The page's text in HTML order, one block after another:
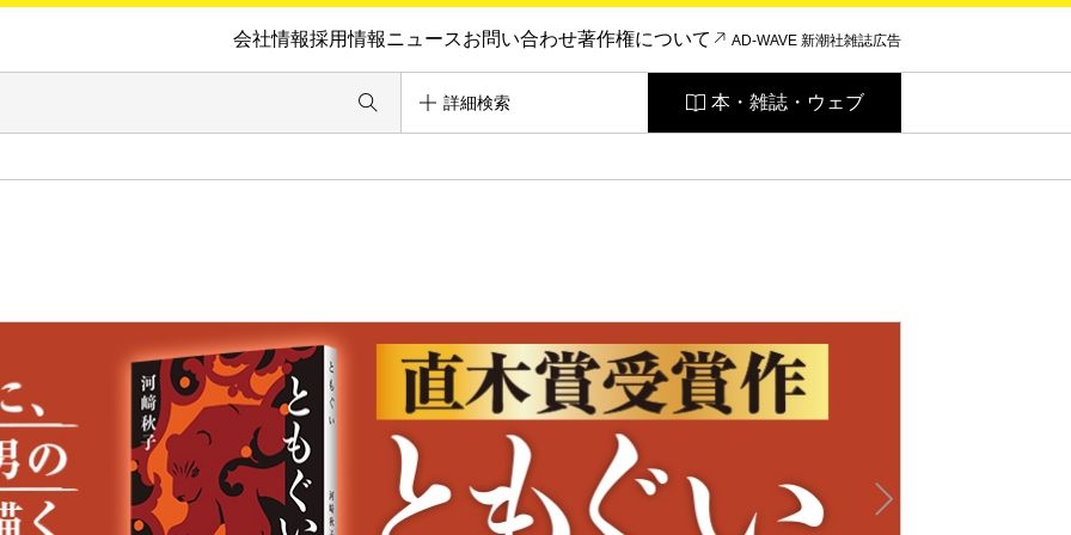
会社情報採用情報ニュースお問い合わせ著作権について AD-WAVE 新潮社雑誌広告
詳細検索 本・雑誌・ウェブ